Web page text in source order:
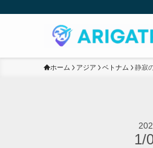
ホーム アジア ベトナム 静寂
1/